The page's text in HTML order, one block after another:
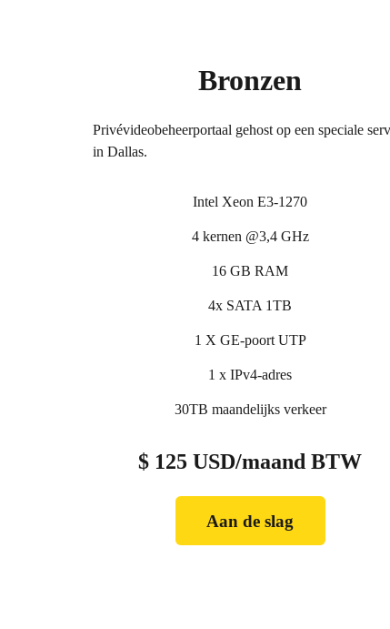
Bronzen
Privévideobeheerportaal gehost op een speciale
in Dallas.
Intel Xeon E3-1270
4 kernen @3,4 GHz
16 GB RAM
4x SATA 1TB
1 X GE-poort UTP
1 x IPv4-adres
30TB maandelijks verkeer
$ 125 USD/maand BTW
Aan de slag